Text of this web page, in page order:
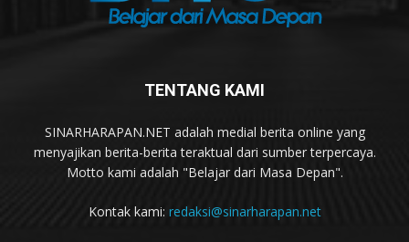
TENTANG KAMI
SINARHARAPAN.NET adalah medial berita online yang
menyajikan berita-berita teraktual dari sumber terpercaya.
Motto kami adalah "Belajar dari Masa Depan".
Kontak kami: redaksi@sinarharapan.net